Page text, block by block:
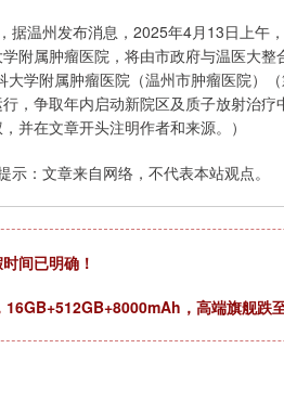
据温州发布消息，2025年4月13日上午
附属肿瘤医院，将由市政府与温医大
学附属肿瘤医院（温州市肿瘤医院）
，争取年内启动新院区及质子放射治
并在文章开头注明作者和来源。）
示：文章来自网络，不代表本站观点。
间已明确！
，高端旗舰跌